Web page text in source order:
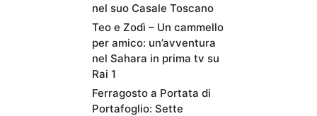
nel suo Casale Toscano
Teo e Zodì – Un cammello
per amico: un’avventura
nel Sahara in prima tv su
Rai 1
Ferragosto a Portata di
Portafoglio: Sette